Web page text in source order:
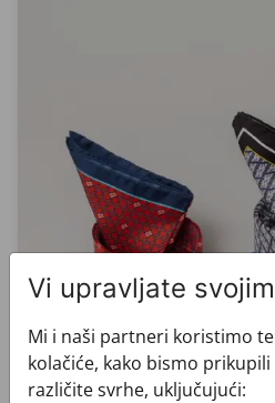
Vi upravljate
Mi i naši partneri koristimo
kolačiće, kako bismo
različite svrhe, uključujući: